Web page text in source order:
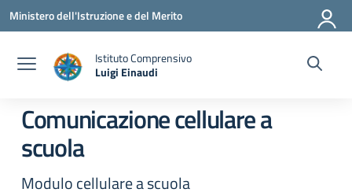
Vai ai contenuti
Vai al menu di navigazione
Vai al footer
Ministero dell'Istruzione e del Merito
Istituto Comprensivo
Luigi Einaudi
— Visita la pagina iniziale della scuola
Comunicazione cellulare a
scuola
Modulo cellulare a scuola